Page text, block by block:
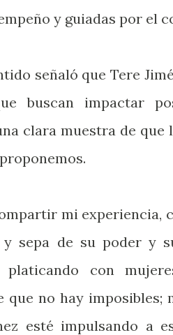
y guiadas por el
señaló que Tere
buscan impactar
clara muestra de
mi experiencia,
y sepa de su poder y
platicando con
que no hay
esté impulsando a